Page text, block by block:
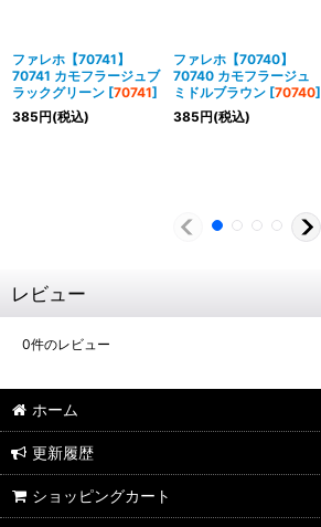
ファレホ【70741】
70741 カモフラージュブ
ラックグリーン [70741]
385円(税込)
ファレホ【70740】
70740 カモフラージュ
ミドルブラウン [70740]
385円(税込)
レビュー
0件のレビュー
ホーム
更新履歴
ショッピングカート